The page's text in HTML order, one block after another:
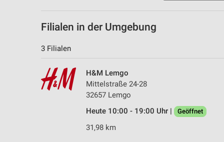
Filialen in der Umgebung
3 Filialen
H&M Lemgo
Mittelstraße 24-28
32657 Lemgo
Heute 10:00 - 19:00 Uhr |
Geöffnet
31,98 km